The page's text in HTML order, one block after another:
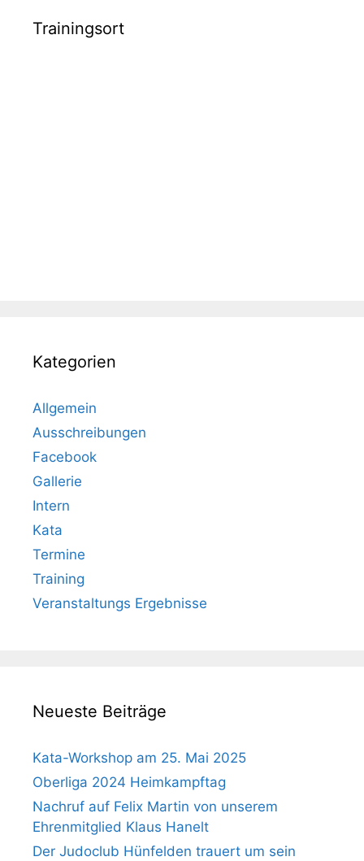
Trainingsort
Kategorien
Allgemein
Ausschreibungen
Facebook
Gallerie
Intern
Kata
Termine
Training
Veranstaltungs Ergebnisse
Neueste Beiträge
Kata-Workshop am 25. Mai 2025
Oberliga 2024 Heimkampftag
Nachruf auf Felix Martin von unserem
Ehrenmitglied Klaus Hanelt
Der Judoclub Hünfelden trauert um sein